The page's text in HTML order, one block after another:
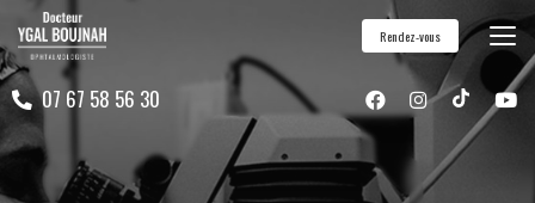
au
contenu
principal07 67 58 56 30
Rendez-vous